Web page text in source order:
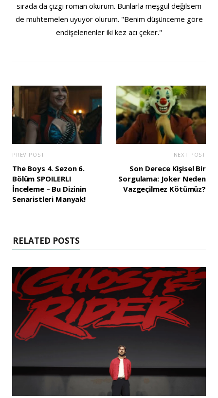
sırada da çizgi roman okurum. Bunlarla meşgul değilsem
de muhtemelen uyuyor olurum. "Benim düşünceme göre
endişelenenler iki kez acı çeker."
PREV POST
The Boys 4. Sezon 6.
Bölüm SPOILERLI
İnceleme – Bu Dizinin
Senaristleri Manyak!
NEXT POST
Son Derece Kişisel Bir
Sorgulama: Joker Neden
Vazgeçilmez Kötümüz?
RELATED POSTS